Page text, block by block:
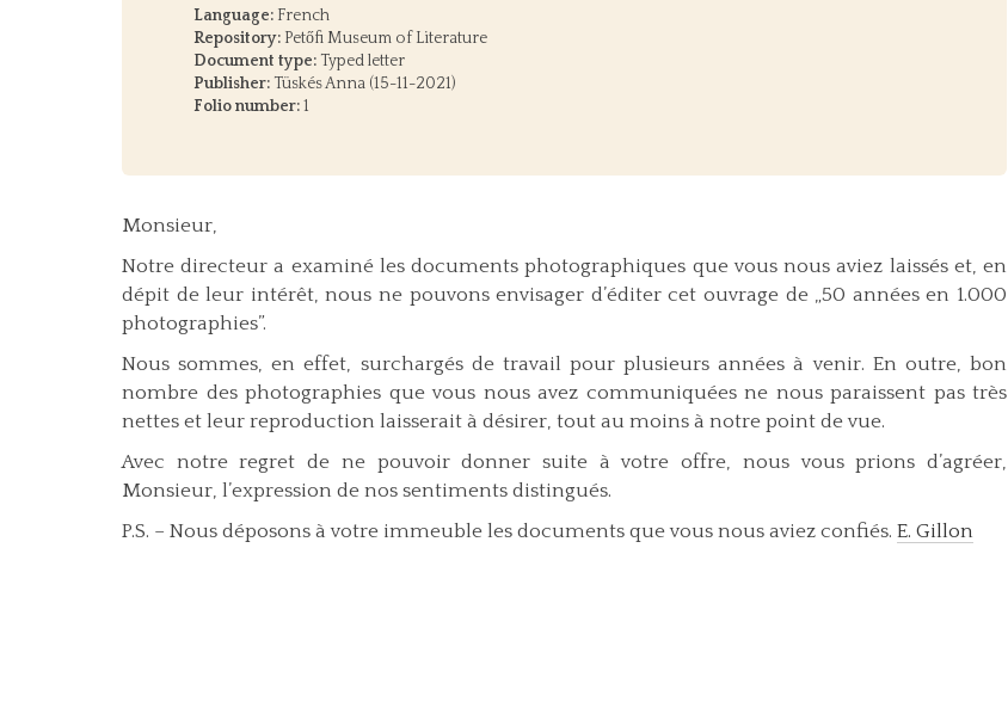
Language: French
Repository: Petőfi Museum of Literature
Document type: Typed letter
Publisher: Tüskés Anna (15-11-2021)
Folio number:1
Monsieur,
Notre directeur a examiné les documents photographiques que vous nous aviez laissés et, en
dépit de leur intérêt, nous ne pouvons envisager d’éditer cet ouvrage de „50 années en 1.000
photographies”.
Nous sommes, en effet, surchargés de travail pour plusieurs années à venir. En outre, bon
nombre des photographies que vous nous avez communiquées ne nous paraissent pas très
nettes et leur reproduction laisserait à désirer, tout au moins à notre point de vue.
Avec notre regret de ne pouvoir donner suite à votre offre, nous vous prions d’agréer,
Monsieur, l’expression de nos sentiments distingués.
P.S. – Nous déposons à votre immeuble les documents que vous nous aviez confiés. E. Gillon